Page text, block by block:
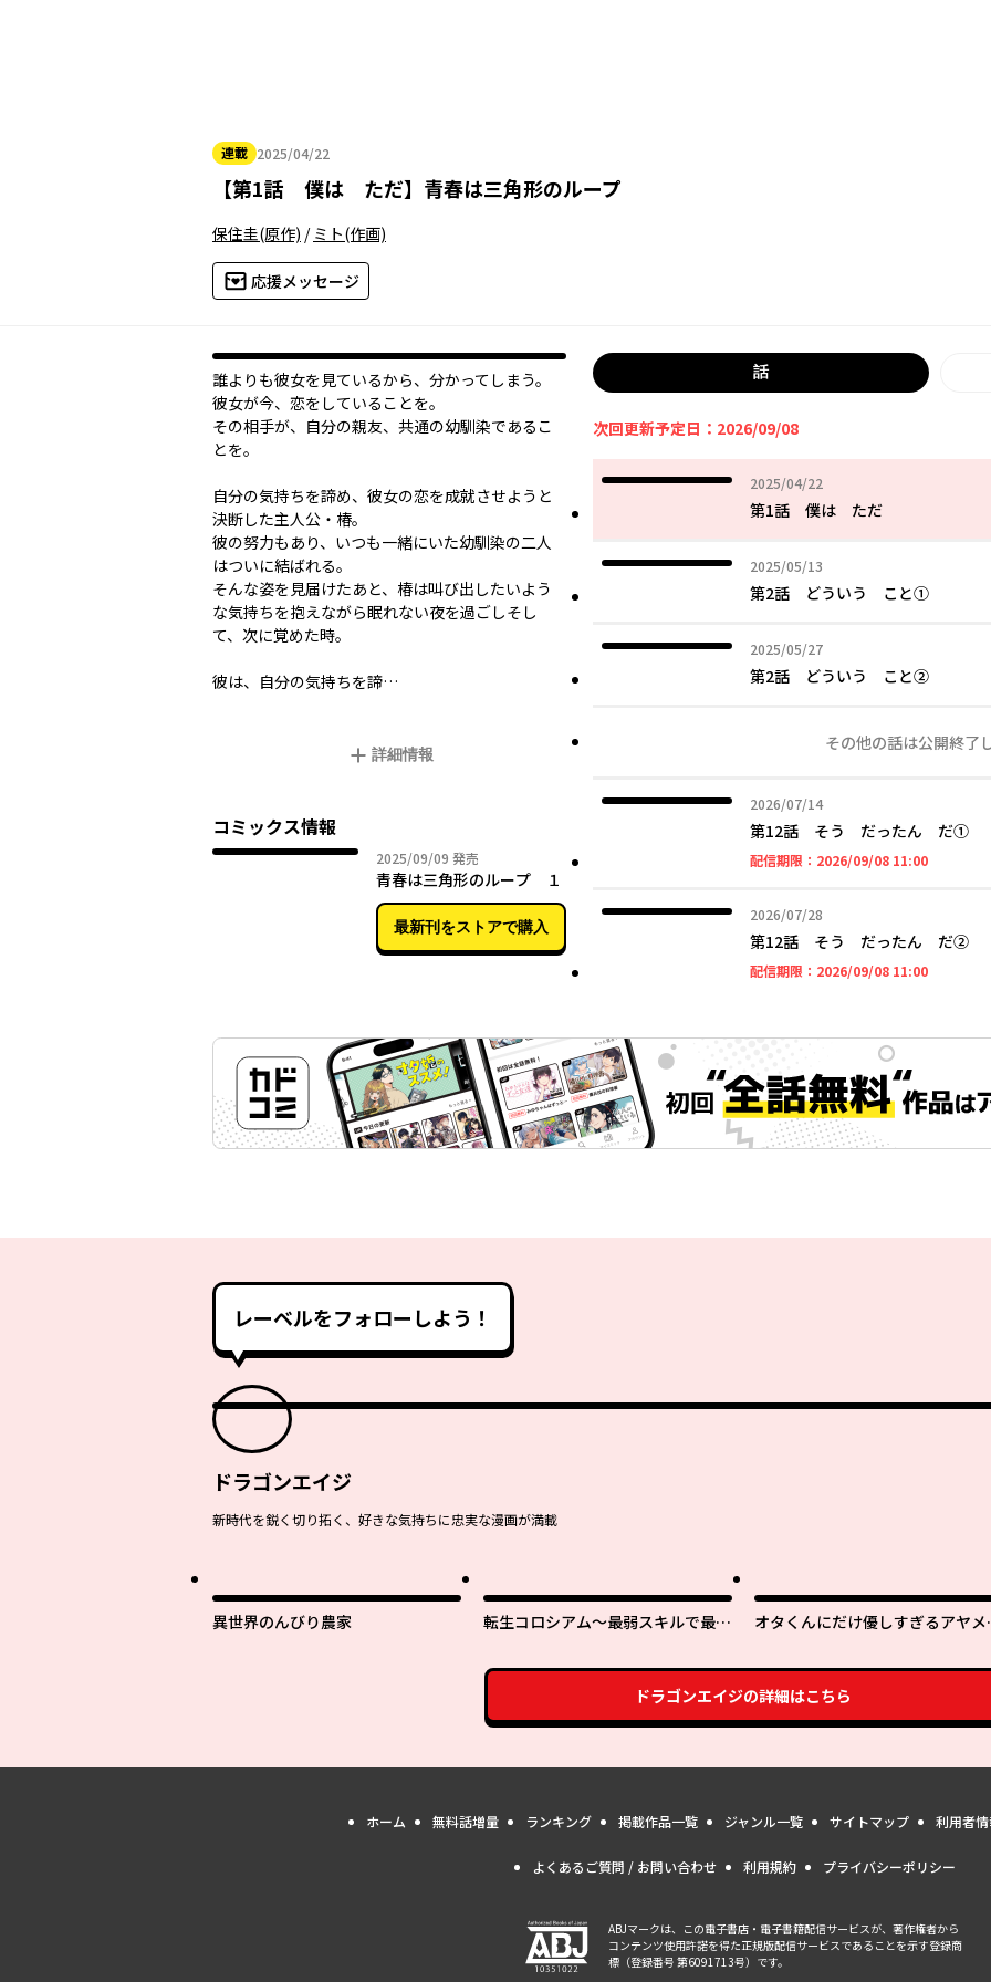
連載 2025/04/22
2025年04月22日
【第1話 僕は ただ】 青春は三角形のループ
保住圭(原作) / ミト(作画)
応援メッセージ
――誰よりも彼女を見ているから、分かってしまう。
彼女が今、恋をしていることを。
その相手が、自分の親友、共通の幼馴染であるこ
とを。
自分の気持ちを諦め、彼女の恋を成就させようと
決断した主人公・椿。
彼の努力もあり、いつも一緒にいた幼馴染の二人
はついに結ばれる。
そんな姿を見届けたあと、椿は叫び出したいよう
な気持ちを抱えながら眠れない夜を過ごし――そし
て、次に覚めた時。
彼は、自分の気持ちを諦…
詳細情報
コミックス情報
2025/09/09 2025年09月09日
発売
青春は三角形のループ １
最新刊をストアで購入
話
次回更新予定日：2026/09/08
2025/04/22
2025年04月22日
第1話 僕は ただ
2025/05/13
2025年05月13日
第2話 どういう こと①
2025/05/27
2025年05月27日
第2話 どういう こと②
その他の話は公開終了
2026/07/14
2026年07月14日
第12話 そう だったん だ①
配信期限： 2026/09/08 11:002026年09
2026/07/28
2026年07月28日
第12話 そう だったん だ②
配信期限： 2026/09/08 11:002026年09
レーベルをフォローしよう！
ドラゴンエイジ
新時代を鋭く切り拓く、好きな気持ちに忠実な漫画が満載
異世界のんびり農家
転生コロシアム～最弱スキルで最強
ります～
オタくんにだけ優しすぎるアヤメ
ドラゴンエイジの詳細はこちら
ホーム 無料話増量 ランキング 掲載作品一覧 ジャンル一覧 サイトマップ 利用者
よくあるご質問 / お問い合わせ 利用規約 プライバシーポリシー
ABJマークは、この電子書店・電子書籍配信サービスが、著作権者から
コンテンツ使用許諾を得た正規版配信サービスであることを示す登録商
標（登録番号 第6091713号）です。